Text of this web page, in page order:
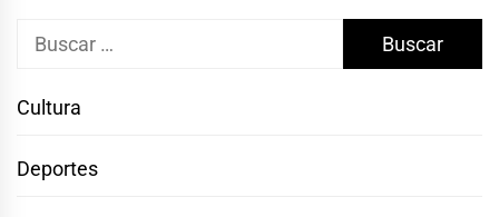
Buscar:
Cultura
Deportes